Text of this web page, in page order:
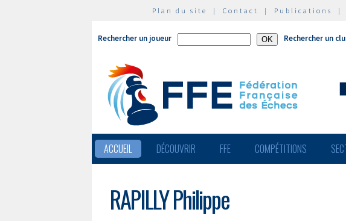
Plan du site | Contact | Publications |
Rechercher un joueur Rechercher un
ACCUEIL DÉCOUVRIR FFE COMPÉTITIONS
RAPILLY Philippe